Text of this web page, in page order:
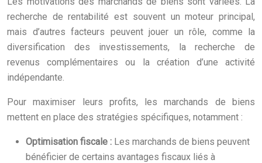
recherche de rentabilité est souvent un moteur principal,
mais d’autres facteurs peuvent jouer un rôle, comme la
diversification des investissements, la recherche de
revenus complémentaires ou la création d’une activité
indépendante.
Pour maximiser leurs profits, les marchands de biens
mettent en place des stratégies spécifiques, notamment :
Optimisation fiscale : Les marchands de biens peuvent
bénéficier de certains avantages fiscaux liés à